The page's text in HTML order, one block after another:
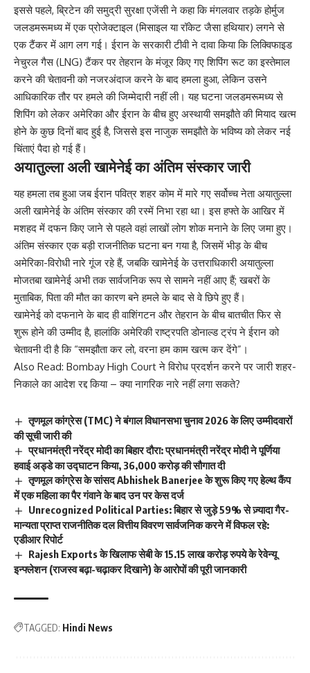
इससे पहले, ब्रिटेन की समुद्री सुरक्षा एजेंसी ने कहा कि मंगलवार तड़के होर्मुज
जलडमरूमध्य में एक प्रोजेक्टाइल (मिसाइल या रॉकेट जैसा हथियार) लगने से
एक टैंकर में आग लग गई। ईरान के सरकारी टीवी ने दावा किया कि लिक्विफाइड
नेचुरल गैस (LNG) टैंकर पर तेहरान के मंजूर किए गए शिपिंग रूट का इस्तेमाल
करने की चेतावनी को नजरअंदाज करने के बाद हमला हुआ, लेकिन उसने
आधिकारिक तौर पर हमले की जिम्मेदारी नहीं ली। यह घटना जलडमरूमध्य से
शिपिंग को लेकर अमेरिका और ईरान के बीच हुए अस्थायी समझौते की मियाद खत्म
होने के कुछ दिनों बाद हुई है, जिससे इस नाजुक समझौते के भविष्य को लेकर नई
चिंताएं पैदा हो गई हैं।
अयातुल्ला अली खामेनेई का अंतिम संस्कार जारी
यह हमला तब हुआ जब ईरान पवित्र शहर कोम में मारे गए सर्वोच्च नेता अयातुल्ला
अली खामेनेई के अंतिम संस्कार की रस्में निभा रहा था। इस हफ्ते के आखिर में
मशहद में दफन किए जाने से पहले वहां लाखों लोग शोक मनाने के लिए जमा हुए।
अंतिम संस्कार एक बड़ी राजनीतिक घटना बन गया है, जिसमें भीड़ के बीच
अमेरिका-विरोधी नारे गूंज रहे हैं, जबकि खामेनेई के उत्तराधिकारी अयातुल्ला
मोजतबा खामेनेई अभी तक सार्वजनिक रूप से सामने नहीं आए हैं; खबरों के
मुताबिक, पिता की मौत का कारण बने हमले के बाद से वे छिपे हुए हैं।
खामेनेई को दफनाने के बाद ही वाशिंगटन और तेहरान के बीच बातचीत फिर से
शुरू होने की उम्मीद है, हालांकि अमेरिकी राष्ट्रपति डोनाल्ड ट्रंप ने ईरान को
चेतावनी दी है कि “समझौता कर लो, वरना हम काम खत्म कर देंगे”।
Also Read: Bombay High Court ने विरोध प्रदर्शन करने पर जारी शहर-
निकाले का आदेश रद्द किया – क्या नागरिक नारे नहीं लगा सकते?
तृणमूल कांग्रेस (TMC) ने बंगाल विधानसभा चुनाव 2026 के लिए उम्मीदवारों
की सूची जारी की
प्रधानमंत्री नरेंद्र मोदी का बिहार दौरा: प्रधानमंत्री नरेंद्र मोदी ने पूर्णिया
हवाई अड्डे का उद्घाटन किया, 36,000 करोड़ की सौगात दी
तृणमूल कांग्रेस के सांसद Abhishek Banerjee के शुरू किए गए हेल्थ कैंप
में एक महिला का पैर गंवाने के बाद उन पर केस दर्ज
Unrecognized Political Parties: बिहार से जुड़े 59% से ज़्यादा गैर-
मान्यता प्राप्त राजनीतिक दल वित्तीय विवरण सार्वजनिक करने में विफल रहे:
एडीआर रिपोर्ट
Rajesh Exports के खिलाफ सेबी के 15.15 लाख करोड़ रुपये के रेवेन्यू
इन्फ्लेशन (राजस्व बढ़ा-चढ़ाकर दिखाने) के आरोपों की पूरी जानकारी
TAGGED: Hindi News